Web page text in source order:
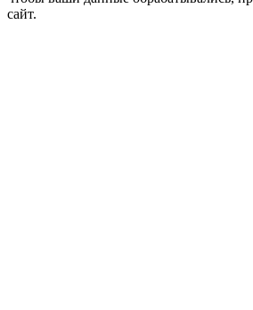
сайт.